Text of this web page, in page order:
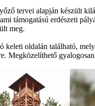
tervei alapján készült
támogatású erdészeti
meg.
keleti oldalán található,
Megközelíthető